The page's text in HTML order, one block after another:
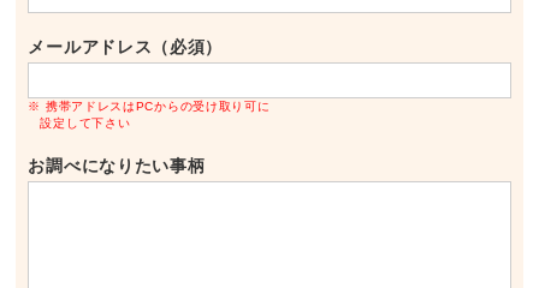
メールアドレス（必須）
※ 携帯アドレスはPCからの受け取り可に
設定して下さい
お調べになりたい事柄